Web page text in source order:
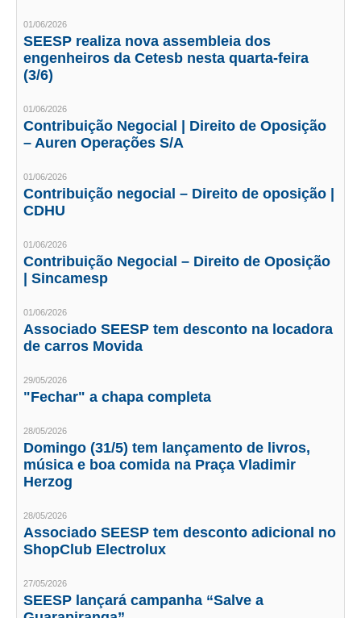
FIQUE POR DENTRO
OPORTUNIDADES
EMPREGO E ESTÁGIO
AUTÔNOMOS E SERVIÇOS
GUIA DAS ENGENHARIAS
ENGENHEIRO EMPREENDEDOR
BENEFÍCIOS
APOSENTADORIA
CONVÊNIOS
PLANO DE SAÚDE
SEESPPREV
01/06/2026
SEESP realiza nova assembleia dos
engenheiros da Cetesb nesta quarta-feira
(3/6)
01/06/2026
Contribuição Negocial | Direito de Oposição
– Auren Operações S/A
01/06/2026
Contribuição negocial – Direito de oposição |
CDHU
01/06/2026
Contribuição Negocial – Direito de Oposição
| Sincamesp
01/06/2026
Associado SEESP tem desconto na locadora
de carros Movida
29/05/2026
"Fechar" a chapa completa
28/05/2026
Domingo (31/5) tem lançamento de livros,
música e boa comida na Praça Vladimir
Herzog
28/05/2026
Associado SEESP tem desconto adicional no
ShopClub Electrolux
27/05/2026
SEESP lançará campanha “Salve a